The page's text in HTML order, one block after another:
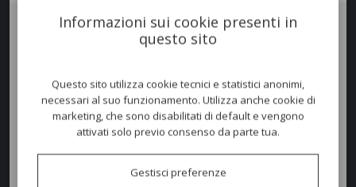
, struttura in tubo d'acciaio e imbottitura in
colorazioni, sfoderabile e lavabile, supportata da cinghie elastiche. La
seduta resta sospesa perchè dotato di piedini in acciaio inox.
COMPOSTO DA:
- 1 Divano 2 posti 202x81 h. 40/74
- 2 Poltrone 104x81 h. 40/74
Informazioni sui cookie presenti in
questo sito
Questo sito utilizza cookie tecnici e statistici anonimi,
necessari al suo funzionamento. Utilizza anche cookie di
marketing, che sono disabilitati di default e vengono
attivati solo previo consenso da parte tua.
Gestisci preferenze